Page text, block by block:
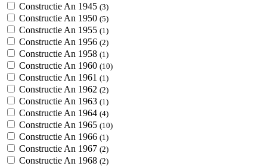
Constructie An 1945 (3)
Constructie An 1950 (5)
Constructie An 1955 (1)
Constructie An 1956 (2)
Constructie An 1958 (1)
Constructie An 1960 (10)
Constructie An 1961 (1)
Constructie An 1962 (2)
Constructie An 1963 (1)
Constructie An 1964 (4)
Constructie An 1965 (10)
Constructie An 1966 (1)
Constructie An 1967 (2)
Constructie An 1968 (2)